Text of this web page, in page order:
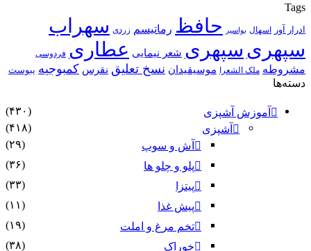
Tags
ادرار آور اسهال بواسیر حافظ رماتیسم زردی سهراب
سپهری سپهری شعر نیمایی عطاری فردوسی
مشروطه ملک الشعرا موسیقیدان نسخ تعلیق نقرس کمبوجیه یبوست
دسته‌ها
آموزش آشپزی
(۴۳۰)
آشپزی
(۴۱۸)
آش و سوپ
(۲۹)
پلو و چلو ها
(۳۶)
پیتزا
(۳۳)
پیش غذا
(۱۱)
تخم مرغ و املت
(۱۹)
خوراک
(۳۸)